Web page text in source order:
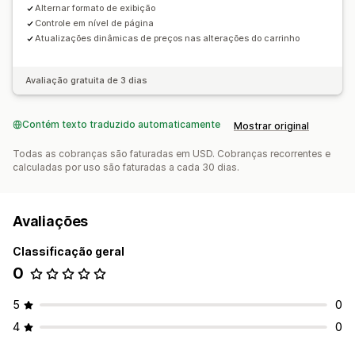
Alternar formato de exibição
Controle em nível de página
Atualizações dinâmicas de preços nas alterações do carrinho
Avaliação gratuita de 3 dias
Contém texto traduzido automaticamente Mostrar original
Todas as cobranças são faturadas em USD. Cobranças recorrentes e
calculadas por uso são faturadas a cada 30 dias.
Avaliações
Classificação geral
0
5
0
4
0